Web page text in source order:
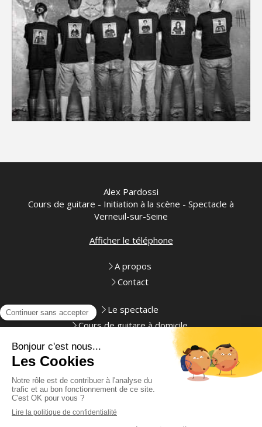
Alex Pardossi
Cours de guitare - Initiation à la scène - Spectacle à
Verneuil-sur-Seine
Afficher le téléphone
A propos
Contact
Le spectacle
Cours de guitare à domicile
Mentions légales